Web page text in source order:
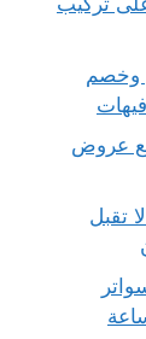
حصري وخصم
عروض
تقبل